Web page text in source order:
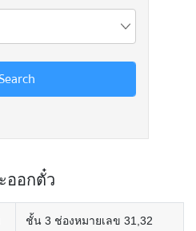
ออกตั๋ว
ชั้น 3 ช่องหมายเลข 31,32